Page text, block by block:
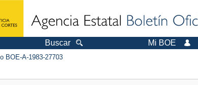
Buscar Mi BOE
BOE-A-1983-27703